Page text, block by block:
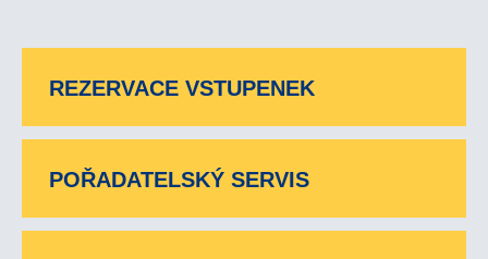
REZERVACE VSTUPENEK
POŘADATELSKÝ SERVIS